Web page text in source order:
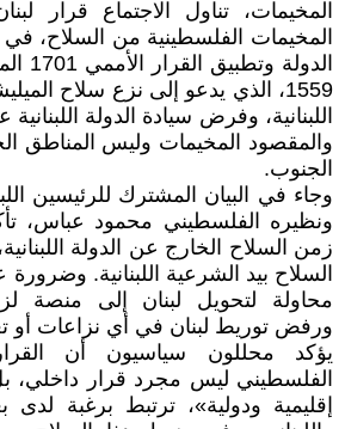
المخيمات، تناول الاجتماع قرار
المخيمات الفلسطينية من السلاح،
1559، الذي يدعو إلى نزع سلاح
اللبنانية، وفرض سيادة الدولة
والمقصود المخيمات وليس المناطق
الجنوب.
وجاء في البيان المشترك للرئيسين
ونظيره الفلسطيني محمود عباس،
زمن السلاح الخارج عن الدولة
السلاح بيد الشرعية اللبنانية.
محاولة لتحويل لبنان إلى منصة
ورفض توريط لبنان في أي نزاعات أو
يؤكد محللون سياسيون أن
الفلسطيني ليس مجرد قرار داخلي،
إقليمية ودولية»، ترتبط برغبة